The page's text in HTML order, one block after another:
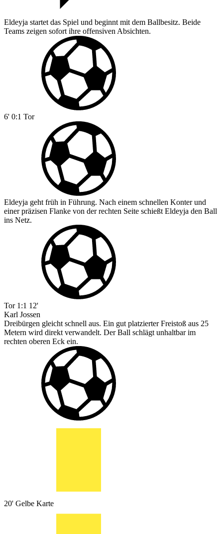
Eldeyja startet das Spiel und beginnt mit dem Ballbesitz. Beide
Teams zeigen sofort ihre offensiven Absichten.
6' 0:1 Tor
Eldeyja geht früh in Führung. Nach einem schnellen Konter und
einer präzisen Flanke von der rechten Seite schießt Eldeyja den Ball
ins Netz.
Tor 1:1 12'
Karl Jossen
Dreibürgen gleicht schnell aus. Ein gut platzierter Freistoß aus 25
Metern wird direkt verwandelt. Der Ball schlägt unhaltbar im
rechten oberen Eck ein.
20' Gelbe Karte